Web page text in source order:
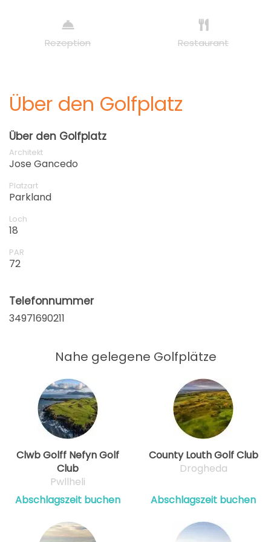
Rezeption Restaurant
Über den Golfplatz
Über den Golfplatz
Architekt
Jose Gancedo
Platzart
Parkland
Loch
18
PAR
72
Telefonnummer
34971690211
Nahe gelegene Golfplätze
Clwb Golff Nefyn Golf
Club
Pwllheli
Abschlagszeit buchen
County Louth Golf Club
Drogheda
Abschlagszeit buchen